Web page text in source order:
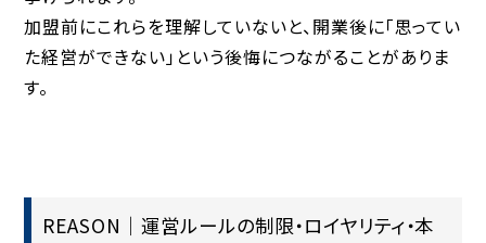
加盟前にこれらを理解していないと、開業後に「思ってい
た経営ができない」という後悔につながることがありま
す。
REASON｜運営ルールの制限・ロイヤリティ・本